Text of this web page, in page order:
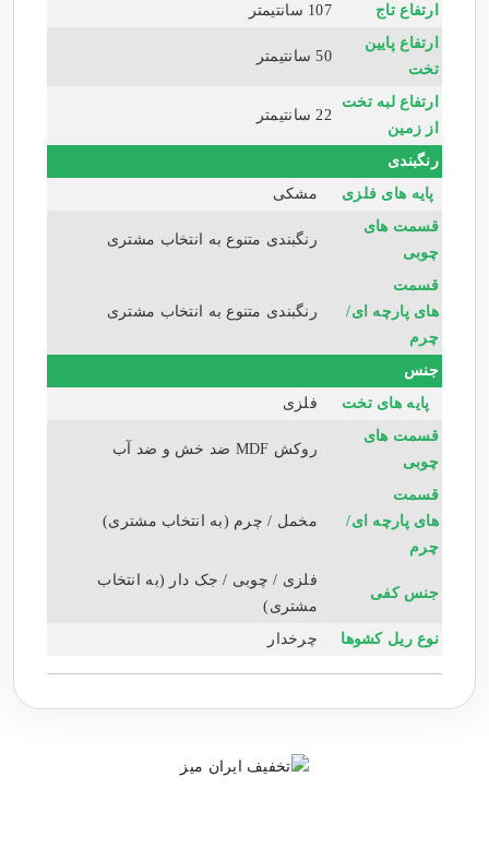
ارتفاع تاج
107 سانتیمتر
ارتفاع پایین
تخت
50 سانتیمتر
ارتفاع لبه تخت
از زمین
22 سانتیمتر
رنگبندی
پایه های فلزی
مشکی
قسمت های
چوبی
رنگبندی متنوع به انتخاب مشتری
قسمت
های پارچه ای/
چرم
رنگبندی متنوع به انتخاب مشتری
جنس
پایه های تخت
فلزی
قسمت های
چوبی
روکش MDF ضد خش و ضد آب
قسمت
های پارچه ای/
چرم
مخمل / چرم (به انتخاب مشتری)
جنس کفی
فلزی / چوبی / جک دار (به انتخاب
مشتری)
نوع ریل کشوها
چرخدار